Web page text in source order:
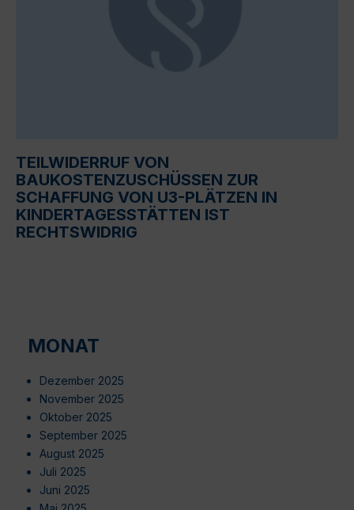
TEILWIDERRUF VON
BAUKOSTENZUSCHÜSSEN ZUR
SCHAFFUNG VON U3-PLÄTZEN IN
KINDERTAGESSTÄTTEN IST
RECHTSWIDRIG
MONAT
Dezember 2025
November 2025
Oktober 2025
September 2025
August 2025
Juli 2025
Juni 2025